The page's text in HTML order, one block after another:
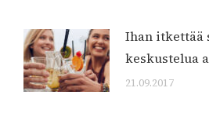
Ihan itkettää
keskustelua
21.09.2017